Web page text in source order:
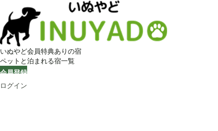
いぬやど会員特典ありの宿
ペットと泊まれる宿一覧
会員登録
ログイン